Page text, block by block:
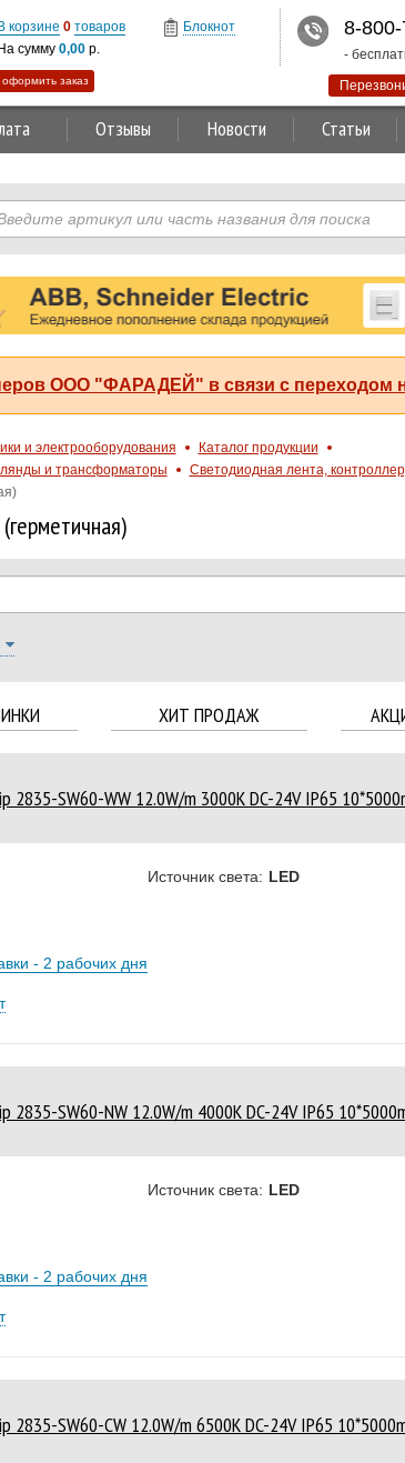
Отзывы Новости Статьи
ООО "ФАРАДЕЙ" в связи с переходом
и электрооборудования
Каталог продукции
и трансформаторы
Светодиодная лента,
ХИТ ПРОДАЖ
2835-SW60-WW 12.0W/m 3000K DC-24V IP65
- 2 рабочих дня
Источник света: LED
2835-SW60-NW 12.0W/m 4000K DC-24V IP65
- 2 рабочих дня
Источник света: LED
2835-SW60-CW 12.0W/m 6500K DC-24V IP65
В корзине 0 товаров
На сумму 0,00 р.
оформить заказ
Блокнот 8-
-